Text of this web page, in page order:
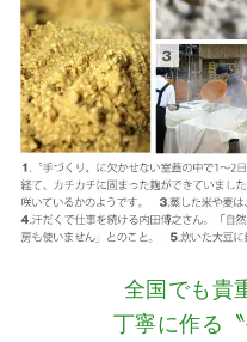
全国でも貴
丁寧に作る